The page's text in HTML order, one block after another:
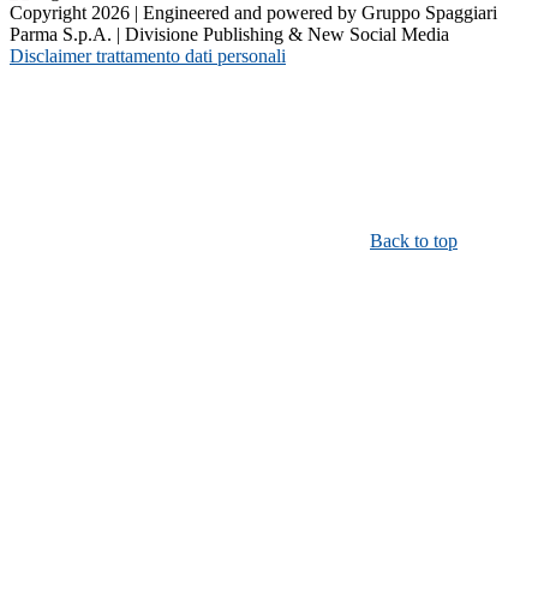
Copyright 2026 | Engineered and powered by Gruppo Spaggiari
Parma S.p.A. | Divisione Publishing & New Social Media
Disclaimer trattamento dati personali
Back to top